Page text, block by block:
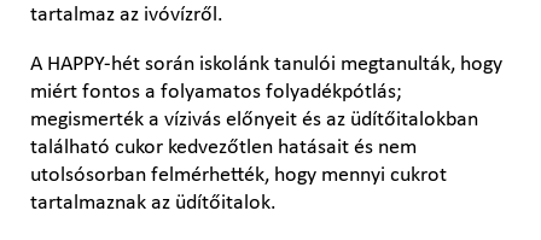
tartalmaz az ivóvízről.
A HAPPY-hét során iskolánk tanulói megtanulták, hogy
miért fontos a folyamatos folyadékpótlás;
megismerték a vízivás előnyeit és az üdítőitalokban
található cukor kedvezőtlen hatásait és nem
utolsósorban felmérhették, hogy mennyi cukrot
tartalmaznak az üdítőitalok.